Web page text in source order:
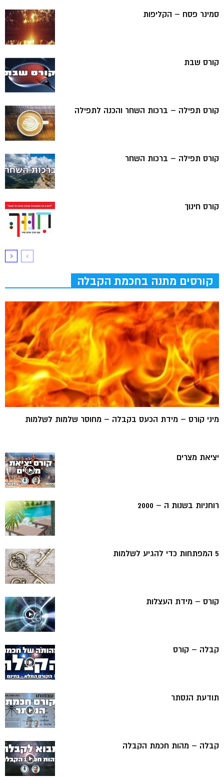
סמינר פסח – הקליפות
קורס שבת
קורס תפילה – ברכות השחר והכנה לתפילה
קורס תפילה – ברכות השחר
קורס חינוך
קורסים מתנה בחכמת הקבלה
מיני קורס – מידת הכעס בקבלה – מחוסר שלמות לשלמות
יציאת מצרים
רוחניות בשנות ה – 2000
5 המפתחות כדי להגיע לשלמות
קורס – מידת העצלות
קבלה – קורס
תודעת הנסתר
קבלה – מהות חכמת הקבלה